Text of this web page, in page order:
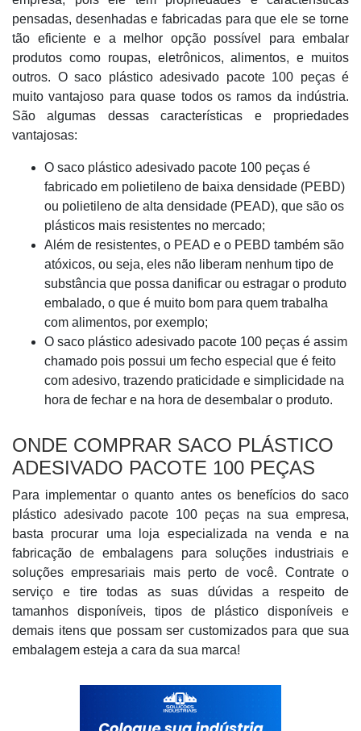
pensadas, desenhadas e fabricadas para que ele se torne
tão eficiente e a melhor opção possível para embalar
produtos como roupas, eletrônicos, alimentos, e muitos
outros. O saco plástico adesivado pacote 100 peças é
muito vantajoso para quase todos os ramos da indústria.
São algumas dessas características e propriedades
vantajosas:
O saco plástico adesivado pacote 100 peças é
fabricado em polietileno de baixa densidade (PEBD)
ou polietileno de alta densidade (PEAD), que são os
plásticos mais resistentes no mercado;
Além de resistentes, o PEAD e o PEBD também são
atóxicos, ou seja, eles não liberam nenhum tipo de
substância que possa danificar ou estragar o produto
embalado, o que é muito bom para quem trabalha
com alimentos, por exemplo;
O saco plástico adesivado pacote 100 peças é assim
chamado pois possui um fecho especial que é feito
com adesivo, trazendo praticidade e simplicidade na
hora de fechar e na hora de desembalar o produto.
ONDE COMPRAR SACO PLÁSTICO
ADESIVADO PACOTE 100 PEÇAS
Para implementar o quanto antes os benefícios do saco
plástico adesivado pacote 100 peças na sua empresa,
basta procurar uma loja especializada na venda e na
fabricação de embalagens para soluções industriais e
soluções empresariais mais perto de você. Contrate o
serviço e tire todas as suas dúvidas a respeito de
tamanhos disponíveis, tipos de plástico disponíveis e
demais itens que possam ser customizados para que sua
embalagem esteja a cara da sua marca!